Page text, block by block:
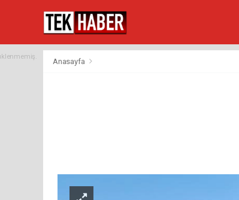
Anasayfa